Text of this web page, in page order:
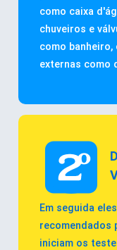
como caixa
chuveiros e
como banheiro,
externas como
Em seguida
recomendados
iniciam os